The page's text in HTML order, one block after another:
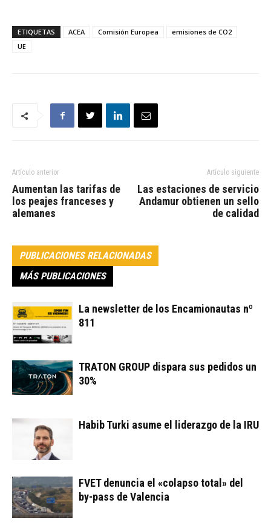
ETIQUETAS ACEA Comisión Europea
emisiones de CO2
UE
Artículo anterior
Aumentan las tarifas de
los peajes franceses y
alemanes
Artículo siguiente
Las estaciones de servicio
Andamur obtienen un sello
de calidad
PUBLICACIONES RELACIONADAS
MÁS PUBLICACIONES
La newsletter de los Encamionautas nº
811
TRATON GROUP dispara sus pedidos un
30%
Habib Turki asume el liderazgo de la IRU
FVET denuncia el «colapso total» del
by-pass de Valencia